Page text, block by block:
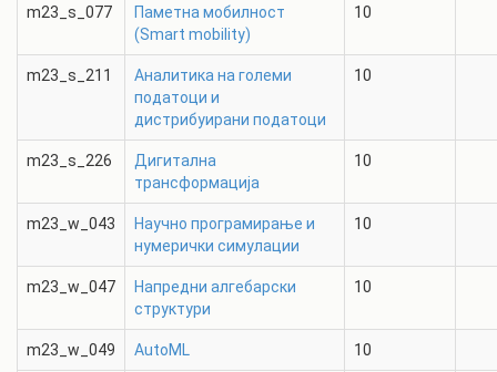
m23_s_077
Паметна мобилност
(Smart mobility)
10
m23_s_211
Аналитика на големи
податоци и
дистрибуирани податоци
10
m23_s_226
Дигитална
трансформација
10
m23_w_043
Научно програмирање и
нумерички симулации
10
m23_w_047
Напредни алгебарски
структури
10
m23_w_049 AutoML 10